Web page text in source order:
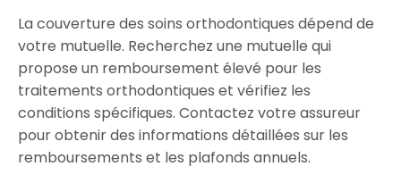
La couverture des soins orthodontiques dépend de
votre mutuelle. Recherchez une mutuelle qui
propose un remboursement élevé pour les
traitements orthodontiques et vérifiez les
conditions spécifiques. Contactez votre assureur
pour obtenir des informations détaillées sur les
remboursements et les plafonds annuels.